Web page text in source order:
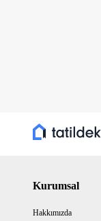
Kurumsal
Hakkımızda